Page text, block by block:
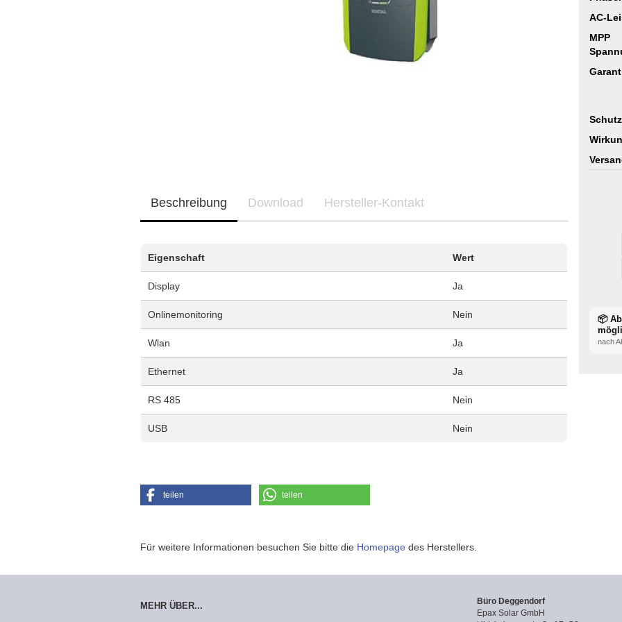
AC-
MPP
📦
nach
Beschreibung Download Hersteller-Kontakt
Eigenschaft Wert
Display Ja
Onlinemonitoring Nein
Wlan Ja
Ethernet Ja
RS 485 Nein
USB Nein
teilen teilen
Für weitere Informationen besuchen Sie bitte die Homepage des Herstellers.
MEHR ÜBER...
Büro Deggendorf
Epax Solar GmbH